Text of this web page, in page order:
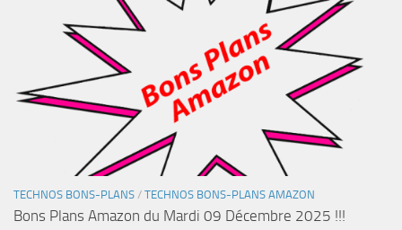
TECHNOS BONS-PLANS / TECHNOS BONS-PLANS AMAZON
Bons Plans Amazon du Mardi 09 Décembre 2025 !!!